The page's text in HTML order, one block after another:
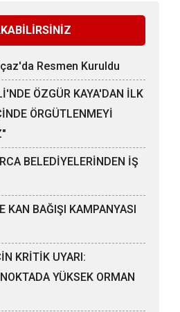
Resmen Kuruldu
ÖZGÜR KAYA'DAN İLK
ÖRGÜTLENMEYİ
BELEDİYELERİNDEN İŞ
KAN BAĞIŞI KAMPANYASI
KRİTİK UYARI:
YÜKSEK ORMAN